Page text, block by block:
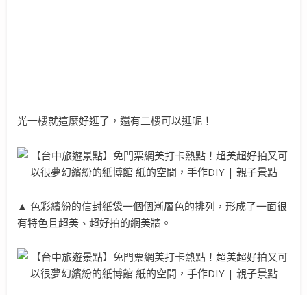
光一樓就這麼好逛了，還有二樓可以逛呢！
▲ 色彩繽紛的信封紙袋一個個漸層色的排列，形成了一面很
有特色且超美、超好拍的網美牆。